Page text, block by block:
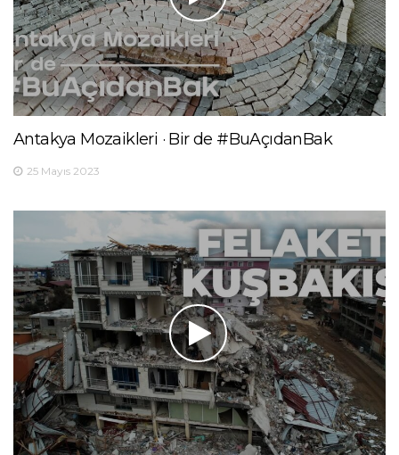
Antakya Mozaikleri · Bir de #BuAçıdanBak
25 Mayıs 2023